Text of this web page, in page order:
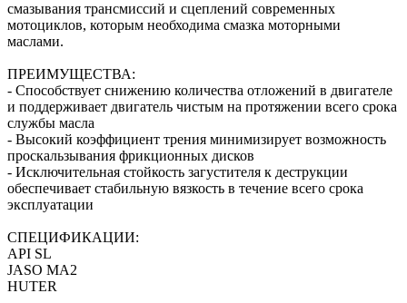
смазывания трансмиссий и сцеплений современных
мотоциклов, которым необходима смазка моторными
маслами.
ПРЕИМУЩЕСТВА:
- Способствует снижению количества отложений в двигателе
и поддерживает двигатель чистым на протяжении всего срока
службы масла
- Высокий коэффициент трения минимизирует возможность
проскальзывания фрикционных дисков
- Исключительная стойкость загустителя к деструкции
обеспечивает стабильную вязкость в течение всего срока
эксплуатации
СПЕЦИФИКАЦИИ:
API SL
JASO MA2
HUTER